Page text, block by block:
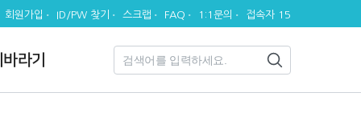
회원가입 ID/PW 찾기 스크랩 FAQ 1:1문의 접속자 15
라기